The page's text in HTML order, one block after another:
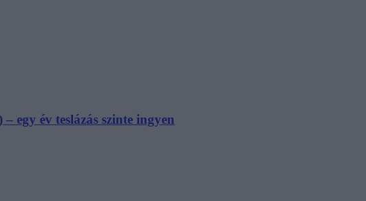
egy év teslázás szinte ingyen